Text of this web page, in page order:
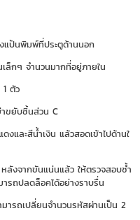
แป้นพิมพ์ที่ประตูด้านนอก
เล็กๆ จำนวนมากที่อยู่ภายใน
ตัว
ขยับชิ้นส่วน C
และสีน้ำเงิน แล้วสอดเข้าไปด้านใ
ลังจากขันแน่นแล้ว ให้ตรวจสอบซ้ำ
รถปลดล็อคได้อย่างราบรื่น
ารถเปลี่ยนจำนวนรหัสผ่านเป็น 2